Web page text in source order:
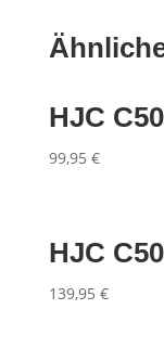
HJC
99,95 €
HJC
139,95 €